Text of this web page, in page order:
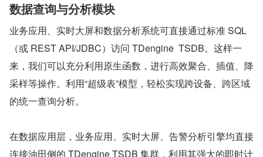
数据查询与分析模块
业务应用、实时大屏和数据分析系统可直接通过标准 SQL
（或 REST API/JDBC）访问 TDengine  TSDB。这样一
来，我们可以充分利用原生函数，进行高效聚合、插值、降
采样等操作。利用“超级表”模型，轻松实现跨设备、跨区域
的统一查询分析。
在数据应用层，业务应用、实时大屏、告警分析引擎均直接
连接油田侧的 TDengine TSDB 集群，利用其强大的即时计